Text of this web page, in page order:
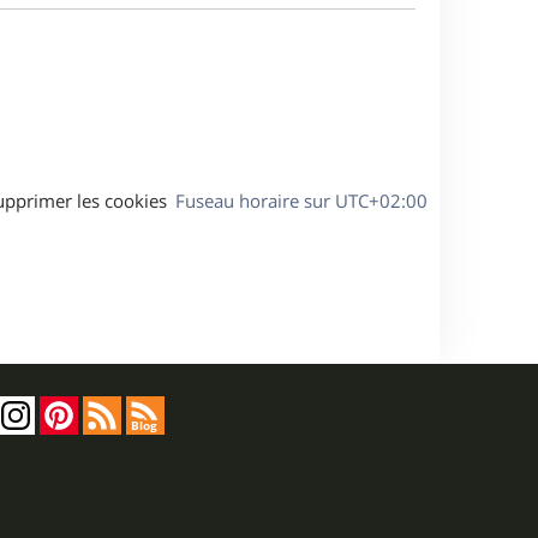
Fuseau horaire sur UTC+02:00
les cookies